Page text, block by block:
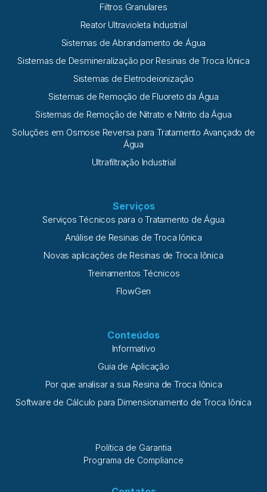
Filtros Granulares
Reator Ultravioleta Industrial
Sistemas de Abrandamento de Água
Sistemas de Desmineralização por Resinas de Troca Iônica
Sistemas de Eletrodeionização
Sistemas de Remoção de Fluoreto da Água
Sistemas de Remoção de Nitrato e Nitrito da Água
Soluções em Osmose Reversa para Tratamento Avançado de
Água
Ultrafiltração Industrial
Serviços
Serviços Técnicos para o Tratamento de Água
Análise de Resinas de Troca Iônica
Novas aplicações de Resinas de Troca Iônica
Treinamentos Técnicos
FlowGen
Conteúdos
Informativo
Guia de Aplicação
Por que analisar a sua Resina de Troca Iônica
Software de Cálculo para Dimensionamento de Troca Iônica
Política de Garantia
Programa de Compliance